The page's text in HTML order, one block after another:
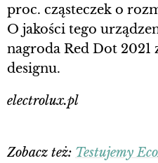
proc. cząsteczek o
O jakości tego
nagroda Red Dot 2021
designu.
electrolux.pl
Zobacz też: Testujemy